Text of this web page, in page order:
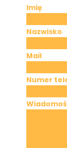
Imię
Nazwisko
Mail
Numer